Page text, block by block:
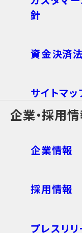
針
資金決済
サイトマッ
企業・採用
企業情報
採用情報
プレスリリ